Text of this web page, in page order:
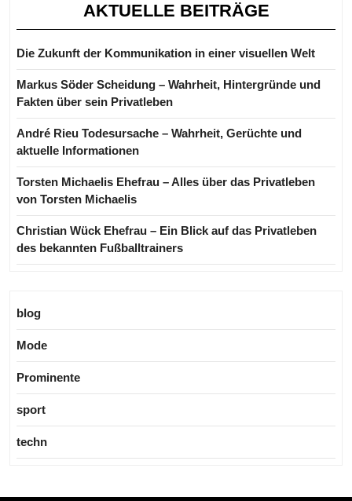
AKTUELLE BEITRÄGE
Die Zukunft der Kommunikation in einer visuellen Welt
Markus Söder Scheidung – Wahrheit, Hintergründe und
Fakten über sein Privatleben
André Rieu Todesursache – Wahrheit, Gerüchte und
aktuelle Informationen
Torsten Michaelis Ehefrau – Alles über das Privatleben
von Torsten Michaelis
Christian Wück Ehefrau – Ein Blick auf das Privatleben
des bekannten Fußballtrainers
blog
Mode
Prominente
sport
techn